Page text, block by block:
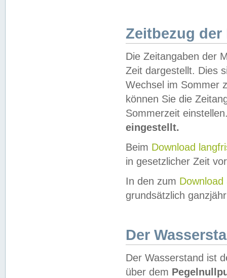
Zeitbezug der
Die Zeitangaben der
Zeit dargestellt. Dies
Wechsel im Sommer
können Sie die
Sommerzeit
eingestellt.
Beim Download
in gesetzlicher Zeit
In den zum Download
grundsätzlich
Der
Der Wasserstand ist
über dem